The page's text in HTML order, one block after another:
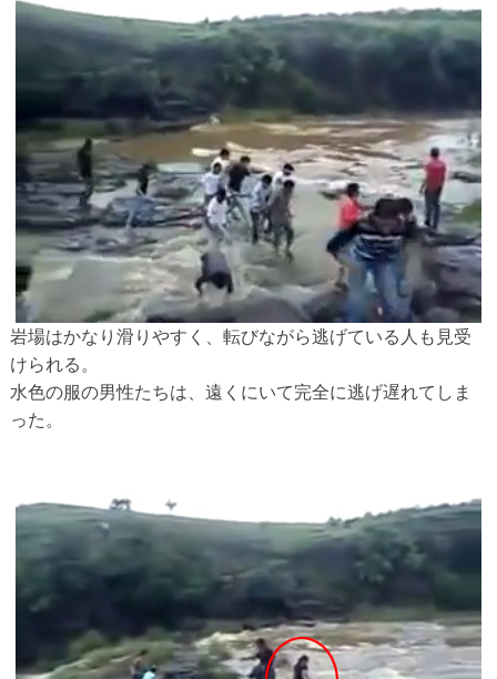
岩場はかなり滑りやすく、転びながら逃げている人も見受
けられる。
水色の服の男性たちは、遠くにいて完全に逃げ遅れてしま
った。